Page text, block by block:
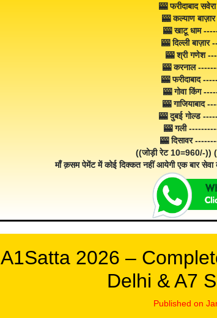
🎰 फरीदाबाद
🎰 कल्याण
🎰 खाटू धाम
🎰 दिल्ली
🎰 श्री गणेश
🎰 करनाल
🎰 फरीदाबाद
🎰 गोवा किंग
🎰 गाजियाबाद
🎰 दुबई गोल्ड
🎰 गली
🎰 दिसावर
((जोड़ी रेट 10=960/-
माँ क़सम पेमेंट में कोई दिक्कत नहीं आयेगी एक बार सेवा
A1Satta 2026 –
Delhi & A7
Published on